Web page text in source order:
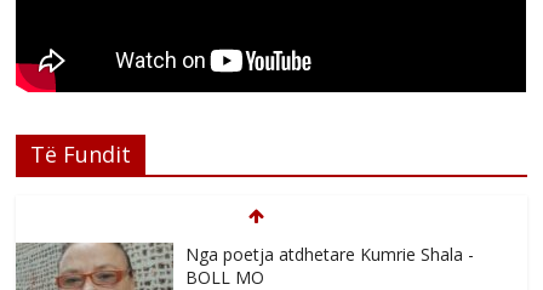
Të Fundit
Nga poetja atdhetare Kumrie Shala -
BOLL MO